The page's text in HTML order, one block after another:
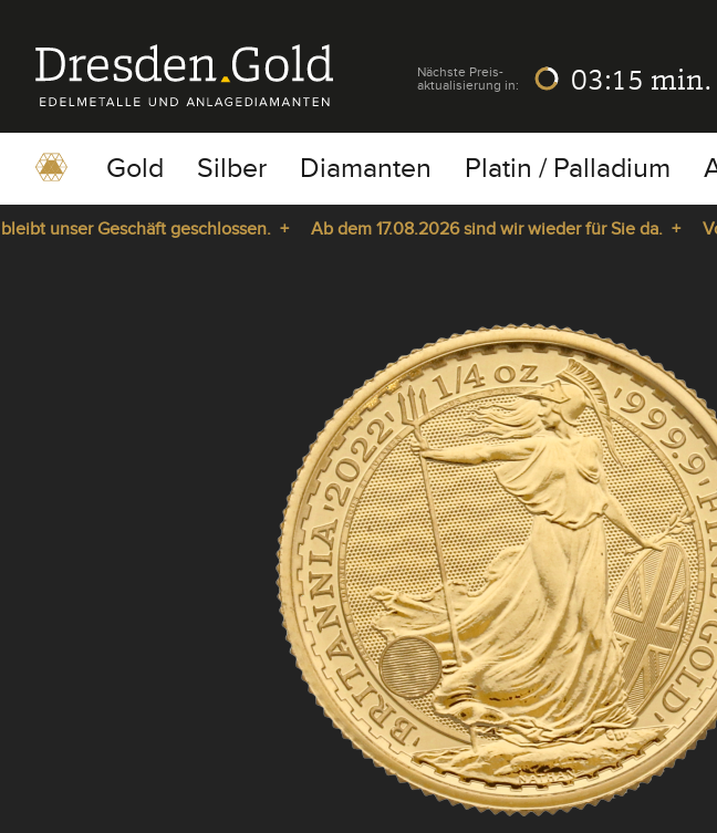
Nächste Preis-
aktualisierung in:
03:15 min.
Gold Silber Diamanten Platin / Palladium
unser Geschäft geschlossen. + Ab dem 17.08.2026 sind wir wieder für Sie da. + Vom